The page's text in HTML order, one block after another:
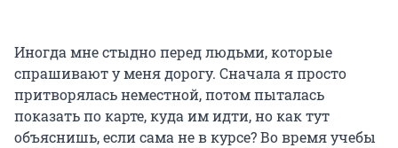
Иногда мне стыдно перед людьми, которые
спрашивают у меня дорогу. Сначала я просто
притворялась неместной, потом пыталась
показать по карте, куда им идти, но как тут
объяснишь, если сама не в курсе? Во время учебы